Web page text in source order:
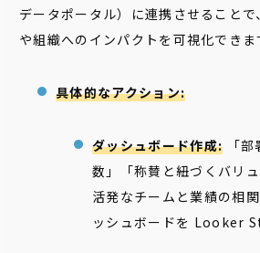
データポータル）に連携させること
や組織へのインパクトを可視化できま
具体的なアクション:
ダッシュボード作成: 「
数」「称賛と紐づくバリ
活発なチームと業績の相
ッシュボードを Looker